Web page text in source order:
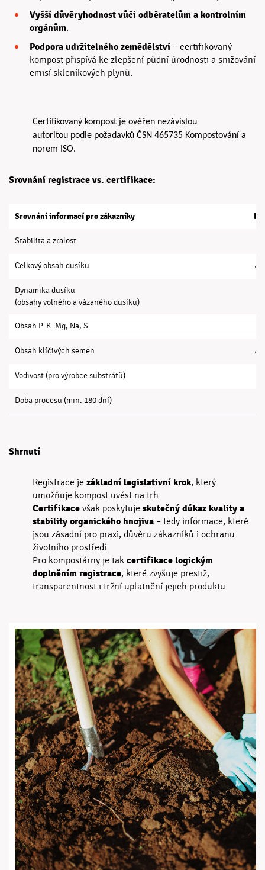
Vyšší důvěryhodnost vůči odběratelům a kontrolním
orgánům.
Podpora udržitelného zemědělství – certifikovaný
kompost přispívá ke zlepšení půdní úrodnosti a snižování
emisí skleníkových plynů.
Certifikovaný kompost je ověřen nezávislou
autoritou podle požadavků ČSN 465735 Kompostování a
norem ISO.
Srovnání registrace vs. certifikace:
Srovnání informací pro zákazníky
Stabilita a zralost
Celkový obsah dusíku ✓
Dynamika dusíku
(obsahy volného a vázaného dusíku)
Obsah P. K. Mg, Na, S
Obsah klíčivých semen ✓
Vodivost (pro výrobce substrátů)
Doba procesu (min. 180 dní)
Shrnutí
Registrace je základní legislativní krok, který
umožňuje kompost uvést na trh.
Certifikace však poskytuje skutečný důkaz kvality a
stability organického hnojiva – tedy informace, které
jsou zásadní pro praxi, důvěru zákazníků i ochranu
životního prostředí.
Pro kompostárny je tak certifikace logickým
doplněním registrace, které zvyšuje prestiž,
transparentnost i tržní uplatnění jejich produktu.